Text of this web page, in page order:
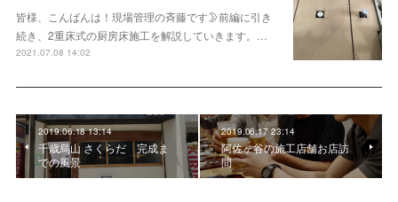
皆様、こんばんは！現場管理の斉藤です🌛前編に引き
続き、2重床式の厨房床施工を解説していきます。…
2021.07.08 14:02
2019.06.18 13:14
千歳烏山 さくらだ 完成ま
での風景
2019.06.17 23:14
阿佐ヶ谷の施工店舗お店訪
問